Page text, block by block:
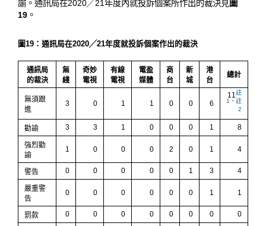
諭。通訊局在2020╱21年度內就投訴個案所作出的裁決見圖
19 。
圖19 ：通訊局在2020╱21年度就投訴個案作出的裁決
通訊局
的裁決
無
綫
奇妙
電視
有線
電視
電盈
媒體
商
台
新
城
港
台
總計
無須跟
進
3 0 1 1 0 0 6
11註
1、註
2
勸諭 3 3 1 0 0 0 1 8
強烈勸
諭
1 0 0 0 2 0 1 4
警告 0 0 0 0 0 1 3 4
嚴重警
告
0 0 0 0 0 0 1 1
罰款 0 0 0 0 0 0 0 0